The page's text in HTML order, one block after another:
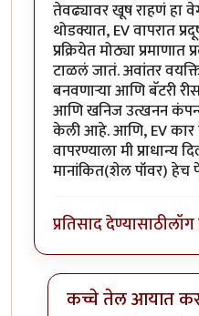
तेवढ्यावर खूष राहणं हा
थोडक्यात, EV वापरात
प्रक्रियेत मोठ्या
टाळलं जातं. अवांतर
बनवणाऱ्या आणि बॅटरी
आणि खनिज उत्खनन
केली आहे. आणि, EV कार
वापरण्याला मी
मानांकित(शेल पॉवर) हेच
प्रतिसाद देण्यासाठी
कच्चे तेल आयात